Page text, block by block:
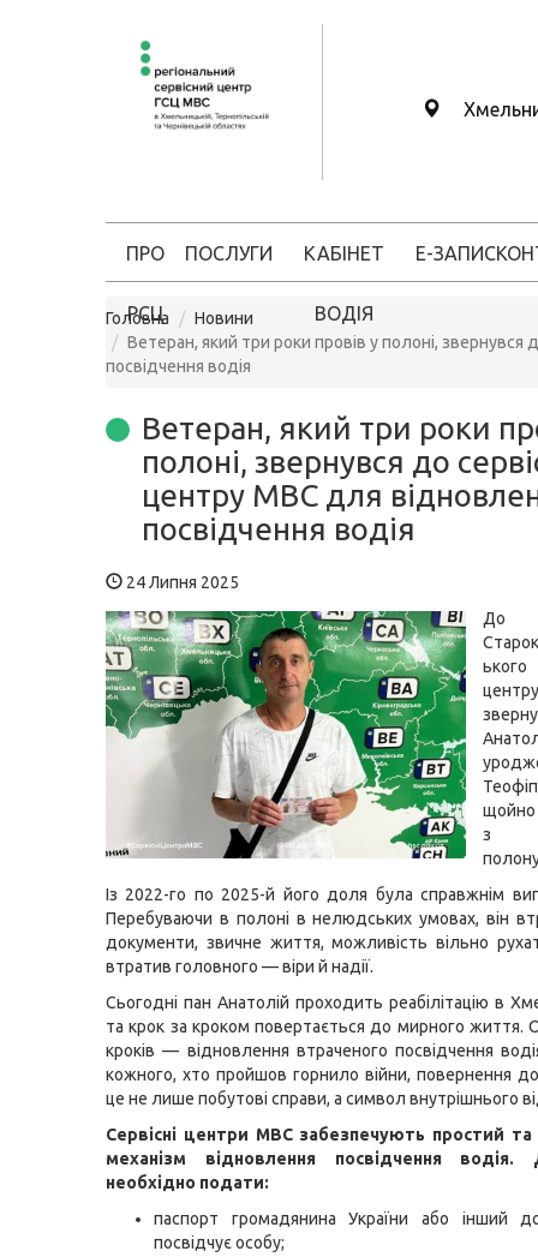
ПРО
РСЦ
ПОСЛУГИ КАБІНЕТ
ВОДІЯ
Е-ЗАПИС
Головна
Новини
Ветеран, який три роки провів у полоні,
посвідчення водія
Ветеран, який три роки
полоні, звернувся до
центру МВС для
посвідчення водія
24 Липня 2025
До
ького
щойно
з
Із 2022-го по 2025-й його доля була справжнім
Перебуваючи в полоні в нелюдських умовах, він
документи, звичне життя, можливість вільно
втратив головного — віри й надії.
Сьогодні пан Анатолій проходить реабілітацію в
та крок за кроком повертається до мирного життя.
кроків — відновлення втраченого посвідчення
кожного, хто пройшов горнило війни, повернення
це не лише побутові справи, а символ внутрішнього
Сервісні центри МВС забезпечують простий та
механізм відновлення посвідчення
необхідно подати:
паспорт громадянина України або інший
посвідчує особу;